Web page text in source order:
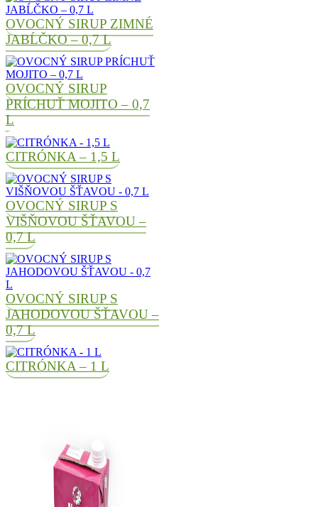
OVOCNÝ SIRUP ZIMNÉ
JABĹČKO – 0,7 L
OVOCNÝ SIRUP
PRÍCHUŤ MOJITO – 0,7
L
CITRÓNKA – 1,5 L
OVOCNÝ SIRUP S
VIŠŇOVOU ŠŤAVOU –
0,7 L
OVOCNÝ SIRUP S
JAHODOVOU ŠŤAVOU –
0,7 L
CITRÓNKA – 1 L